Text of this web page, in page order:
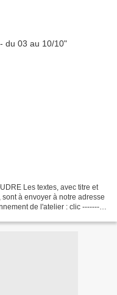
Les textes, avec titre et
à envoyer à notre adresse
de l'atelier : clic --------